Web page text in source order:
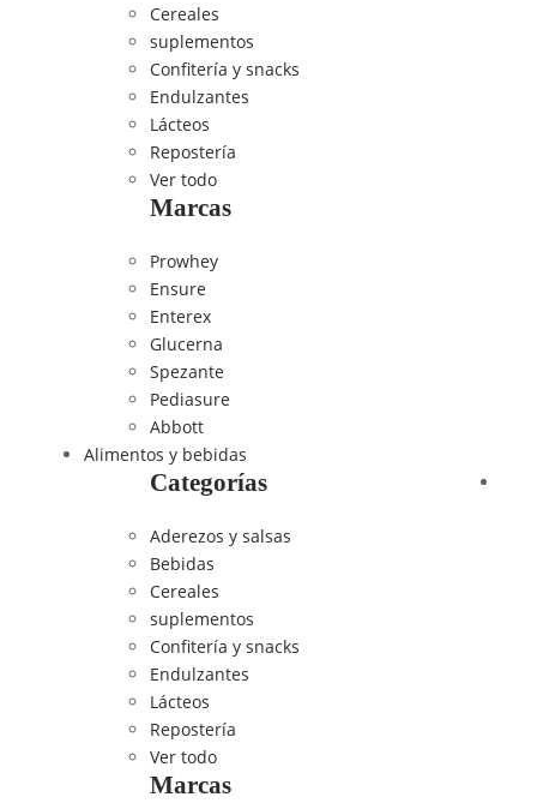
Cereales
suplementos
Confitería y snacks
Endulzantes
Lácteos
Repostería
Ver todo
Marcas
Prowhey
Ensure
Enterex
Glucerna
Spezante
Pediasure
Abbott
Alimentos y bebidas
Categorías
Aderezos y salsas
Bebidas
Cereales
suplementos
Confitería y snacks
Endulzantes
Lácteos
Repostería
Ver todo
Marcas